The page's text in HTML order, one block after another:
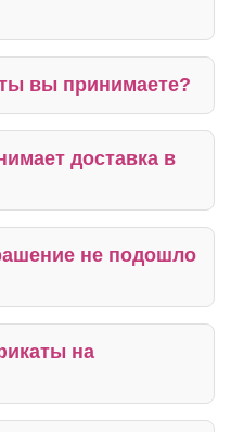
вы принимаете?
доставка в
не подошло
на